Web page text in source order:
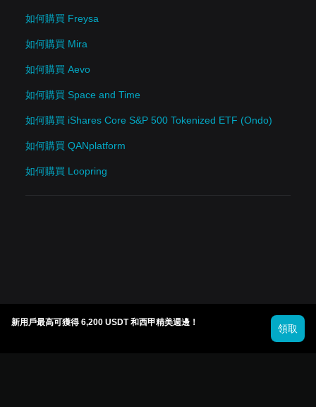
如何購買 Freysa
如何購買 Mira
如何購買 Aevo
如何購買 Space and Time
如何購買 iShares Core S&P 500 Tokenized ETF (Ondo)
如何購買 QANplatform
如何購買 Loopring
新用戶最高可獲得 6,200 USDT 和西甲精美週邊！
領取